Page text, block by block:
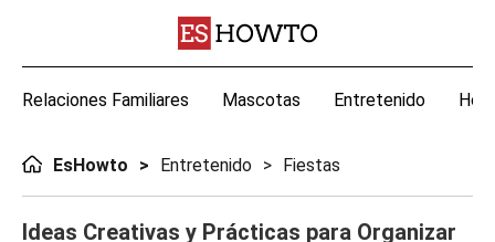
Relaciones Familiares Mascotas Entretenido
EsHowto Entretenido Fiestas
Ideas Creativas y Prácticas para Organizar